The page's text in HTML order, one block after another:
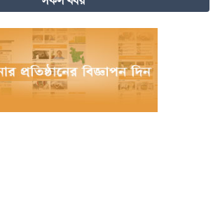
দাবদাহের বিশ্বে শীতল গন্তব্য হিসেবে চীনের
উত্থান
জুলাই আন্দোলনে আহতদের চিকিৎসা দেওয়া
চিকিৎসক ডা. শামীম গ্রেপ্তার
বিজ্ঞান – উদ্ভাবন ও কৃত্রিম বুদ্ধিমত্তায় ভবিষ্যতের